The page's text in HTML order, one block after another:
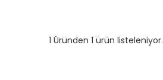
1 Üründen 1 ürün listeleniyor.